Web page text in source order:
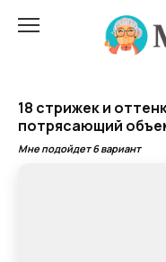
18 стрижек и
потрясающий
Мне подойдет 6 вариант